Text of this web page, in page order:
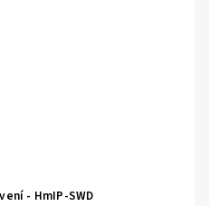
- HmIP-SWD